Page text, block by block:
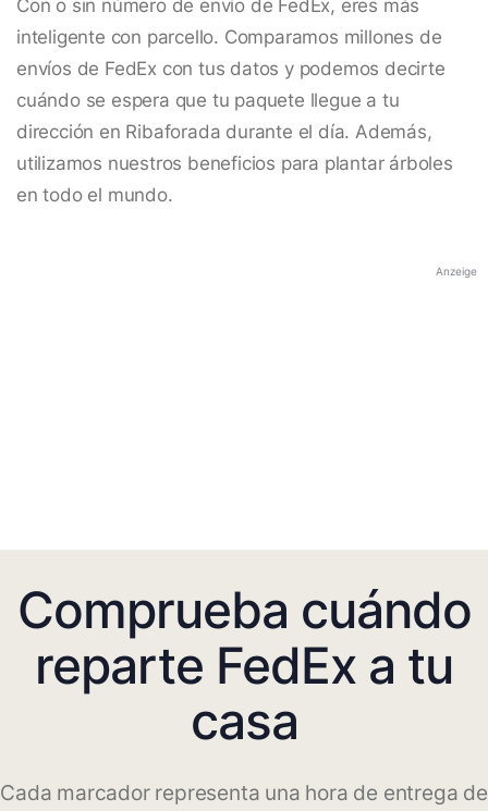
Con o sin número de envío de FedEx, eres más
inteligente con parcello. Comparamos millones de
envíos de FedEx con tus datos y podemos decirte
cuándo se espera que tu paquete llegue a tu
dirección en Ribaforada durante el día. Además,
utilizamos nuestros beneficios para plantar árboles
en todo el mundo.
Anzeige
Comprueba cuándo
reparte FedEx a tu
casa
Cada marcador representa una hora de entrega de